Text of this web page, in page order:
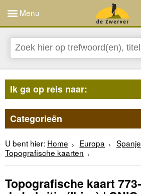
Menu
Ik ga op reis naar:
Categorieën
U bent hier: Home Europa Spanje
Topografische kaarten
Topografische kaart